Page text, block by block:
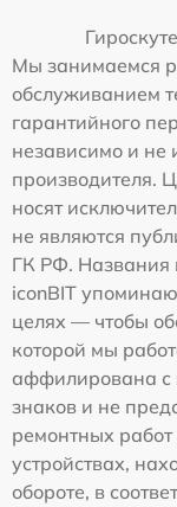
Мы занимаемся
обслуживанием
гарантийного
независимо и не
производителя.
носят
не являются
ГК РФ. Названия
iconBIT
целях — чтобы
которой мы
аффилирована с
знаков и не
ремонтных
устройствах,
обороте, в